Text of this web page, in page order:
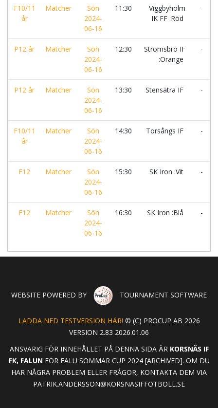
F10/11
år
Matcher
Sön
2024-
06-16
11:30
Viggbyholm
IK FF :Röd
-
P12 år Matcher
Sön
2024-
06-16
12:30
Strömsbro IF
:Orange
-
P12 år Matcher
Sön
2024-
06-16
13:30 Stensätra IF -
F10/11
år
Matcher
Sön
2024-
06-16
14:30 Torsångs IF -
F12 Matcher
Sön
2024-
06-16
15:30 SK Iron :Vit -
F12 Matcher
Sön
2024-
06-16
16:30 SK Iron :Blå -
WEBSITE POWERED BY TOURNAMENT SOFTWARE
LADDA NED TESTVERSION HÄR! © (C) PROCUP AB 2026
VERSION 2.83 2026.01.06
ANSVARIG FÖR INNEHÅLLET PÅ DENNA SIDA ÄR KORSNÄS IF
FK, FALUN FÖR FALU SOMMAR CUP 2024 [ARCHIVED]. OM DU
HAR NÅGRA PROBLEM ELLER FRÅGOR, KONTAKTA DEM VIA
PATRIK.ANDERSSON@KORSNASIFFOTBOLL.SE